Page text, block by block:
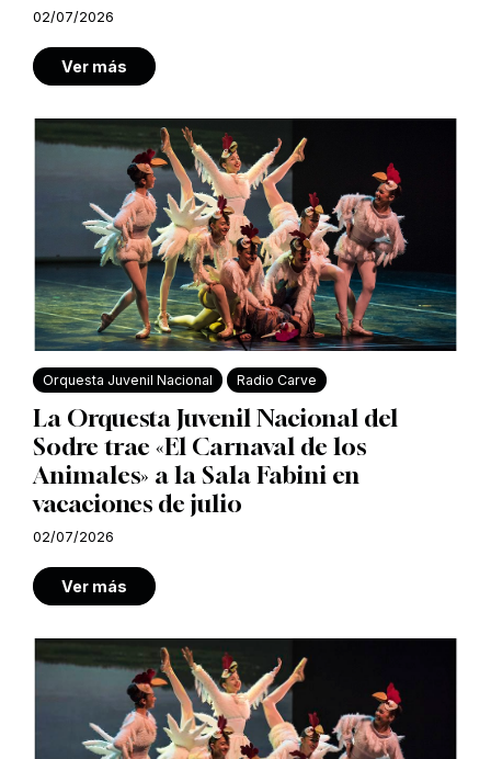
02/07/2026
Ver más
Orquesta Juvenil Nacional Radio Carve
La Orquesta Juvenil Nacional del
Sodre trae «El Carnaval de los
Animales» a la Sala Fabini en
vacaciones de julio
02/07/2026
Ver más